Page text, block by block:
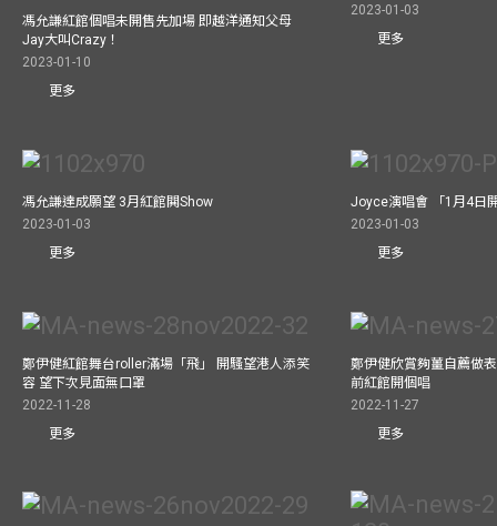
馮允謙紅館個唱未開售先加場 即越洋通知父母
Jay大叫Crazy！
2023-01-10
更多
2023-01-03
更多
馮允謙達成願望 3月紅館閧Show
2023-01-03
更多
Joyce演唱會 「1月4日
2023-01-03
更多
鄭伊健紅館舞台roller滿場「飛」 開騷望港人添笑
容 望下次見面無口罩
2022-11-28
更多
鄭伊健欣賞夠薑自薦做
前紅館開個唱
2022-11-27
更多